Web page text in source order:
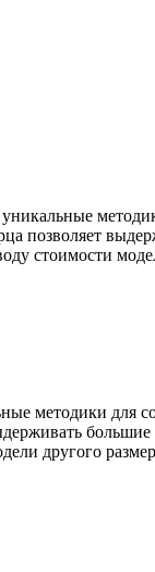
позволяет
стоимости
методики
другого